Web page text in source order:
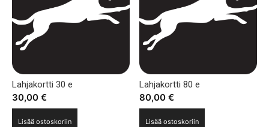
Lahjakortti 30 e
30,00 €
Lisää ostoskoriin
Lahjakortti 80 e
80,00€
Lisää ostoskoriin